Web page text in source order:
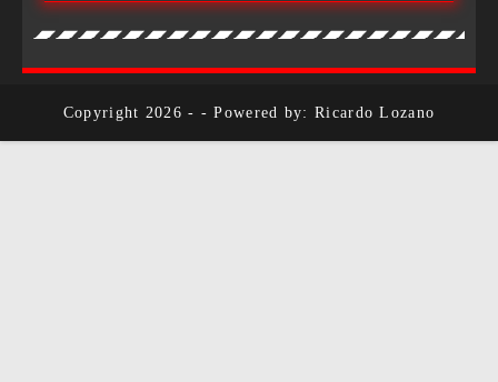
Copyright 2026 - - Powered by: Ricardo Lozano